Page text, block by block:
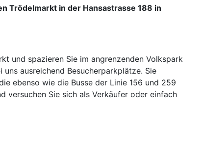
Trödelmarkt in der Hansastrasse 188 in
und spazieren Sie im angrenzenden Volkspark
ausreichend Besucherparkplätze. Sie
ebenso wie die Busse der Linie 156 und 259
versuchen Sie sich als Verkäufer oder einfach